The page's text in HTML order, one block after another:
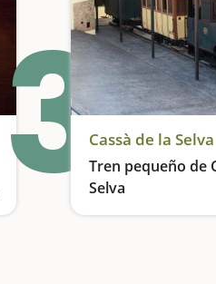
3Cassà de la Selva
Tren pequeño de
Selva
El tren de la